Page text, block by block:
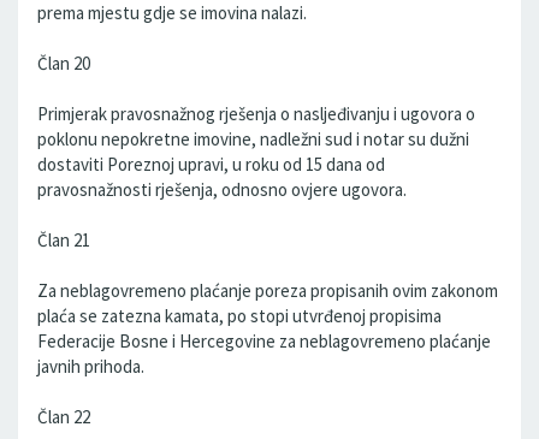
prema mjestu gdje se imovina nalazi.
Član 20
Primjerak pravosnažnog rješenja o nasljeđivanju i ugovora o
poklonu nepokretne imovine, nadležni sud i notar su dužni
dostaviti Poreznoj upravi, u roku od 15 dana od
pravosnažnosti rješenja, odnosno ovjere ugovora.
Član 21
Za neblagovremeno plaćanje poreza propisanih ovim zakonom
plaća se zatezna kamata, po stopi utvrđenoj propisima
Federacije Bosne i Hercegovine za neblagovremeno plaćanje
javnih prihoda.
Član 22